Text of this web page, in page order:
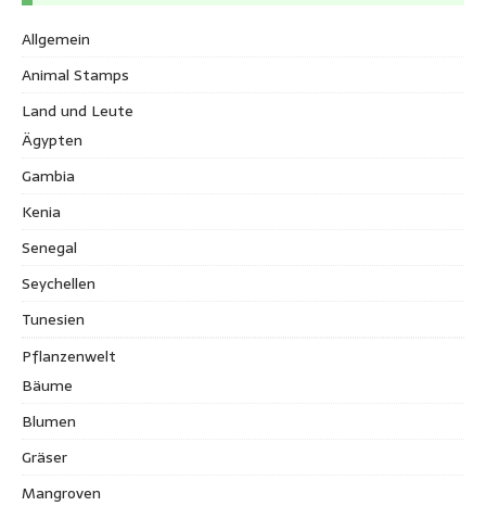
Allgemein
Animal Stamps
Land und Leute
Ägypten
Gambia
Kenia
Senegal
Seychellen
Tunesien
Pflanzenwelt
Bäume
Blumen
Gräser
Mangroven